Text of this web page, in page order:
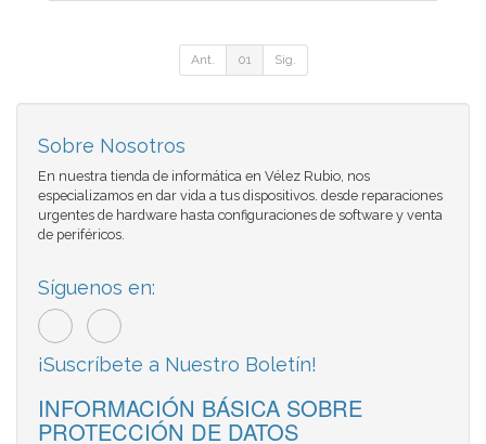
Ant. 01 Sig.
Sobre Nosotros
En nuestra tienda de informática en Vélez Rubio, nos
especializamos en dar vida a tus dispositivos. desde reparaciones
urgentes de hardware hasta configuraciones de software y venta
de periféricos.
Síguenos en:
¡Suscríbete a Nuestro Boletín!
INFORMACIÓN BÁSICA SOBRE
PROTECCIÓN DE DATOS